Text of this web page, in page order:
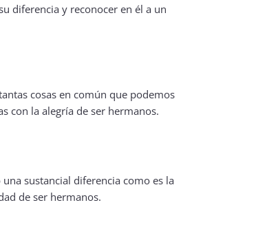
diferencia y reconocer en él a un
cosas en común que podemos
con la alegría de ser hermanos.
sustancial diferencia como es la
de ser hermanos.